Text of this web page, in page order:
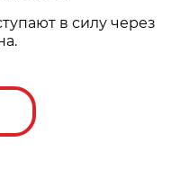
в силу через